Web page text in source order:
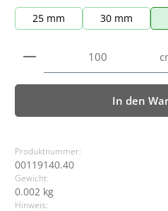
25 mm 30 mm
Produkt Anzahl: Gib
In den
Produktnummer:
00119140.40
Gewicht:
0.002 kg
Hinweis: